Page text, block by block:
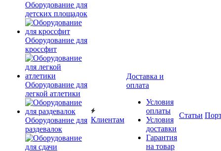
Оборудование для
детских площадок
Оборудование для
кроссфит
Оборудование для
легкой атлетики
Оборудование для
раздевалок
Клиентам
Доставка и
оплата
Условия
оплаты
Условия
доставки
Гарантия
на товар
Статьи